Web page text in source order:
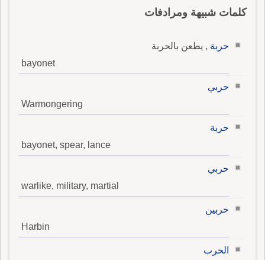
كلمات شبيهة ومرادفات
حربة , يطعن بالحربة
bayonet
حربي
Warmongering
حربة
bayonet, spear, lance
حربي
warlike, military, martial
حربين
Harbin
الحرب